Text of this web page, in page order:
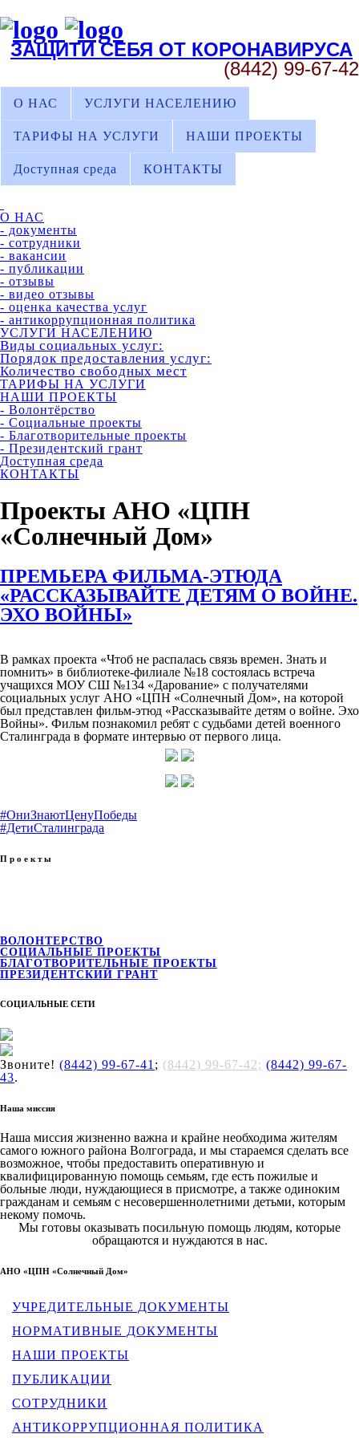
ЗАЩИТИ СЕБЯ ОТ КОРОНАВИРУСА
(8442) 99-67-42
О НАС УСЛУГИ НАСЕЛЕНИЮ
ТАРИФЫ НА УСЛУГИ НАШИ ПРОЕКТЫ
Доступная среда КОНТАКТЫ
О НАС
- документы
- сотрудники
- вакансии
- публикации
- отзывы
- видео отзывы
- оценка качества услуг
- антикоррупционная политика
УСЛУГИ НАСЕЛЕНИЮ
Виды социальных услуг:
Порядок предоставления услуг:
Количество свободных мест
ТАРИФЫ НА УСЛУГИ
НАШИ ПРОЕКТЫ
- Волонтёрство
- Социальные проекты
- Благотворительные проекты
- Президентский грант
Доступная среда
КОНТАКТЫ
Проекты АНО «ЦПН
«Солнечный Дом»
ПРЕМЬЕРА ФИЛЬМА-ЭТЮДА
«РАССКАЗЫВАЙТЕ ДЕТЯМ О ВОЙНЕ.
ЭХО ВОЙНЫ»
В рамках проекта «Чтоб не распалась связь времен. Знать и
помнить» в библиотеке-филиале №18 состоялась встреча
учащихся МОУ СШ №134 «Дарование» с получателями
социальных услуг АНО «ЦПН «Солнечный Дом», на которой
был представлен фильм-этюд «Рассказывайте детям о войне. Эхо
Войны». Фильм познакомил ребят с судьбами детей военного
Сталинграда в формате интервью от первого лица.
#ОниЗнаютЦенуПобеды
#ДетиСталинграда
Проекты
ВОЛОНТЕРСТВО
СОЦИАЛЬНЫЕ ПРОЕКТЫ
БЛАГОТВОРИТЕЛЬНЫЕ ПРОЕКТЫ
ПРЕЗИДЕНТСКИЙ ГРАНТ
СОЦИАЛЬНЫЕ СЕТИ
Звоните! (8442) 99-67-41 ; (8442) 99-67-42; (8442) 99-67-
43.
Наша миссия
Наша миссия жизненно важна и крайне необходима жителям
самого южного района Волгограда, и мы стараемся сделать все
возможное, чтобы предоставить оперативную и
квалифицированную помощь семьям, где есть пожилые и
больные люди, нуждающиеся в присмотре, а также одиноким
гражданам и семьям с несовершеннолетними детьми, которым
некому помочь.
Мы готовы оказывать посильную помощь людям, которые
обращаются и нуждаются в нас.
АНО «ЦПН «Солнечный Дом»
УЧРЕДИТЕЛЬНЫЕ ДОКУМЕНТЫ
НОРМАТИВНЫЕ ДОКУМЕНТЫ
НАШИ ПРОЕКТЫ
ПУБЛИКАЦИИ
СОТРУДНИКИ
АНТИКОРРУПЦИОННАЯ ПОЛИТИКА